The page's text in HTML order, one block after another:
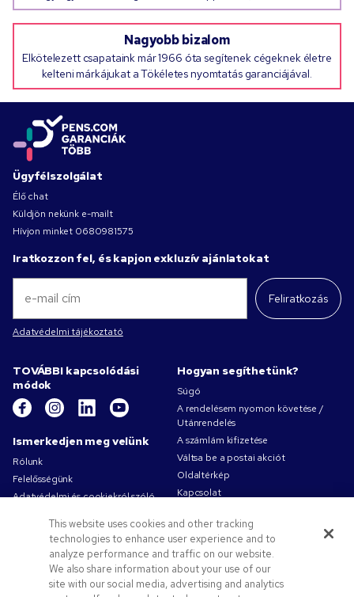
Nagyobb bizalom
Elkötelezett csapataink már 1966 óta segítenek cégeknek életre
kelteni márkájukat a Tökéletes nyomtatás garanciájával.
Ügyfélszolgálat
Élő chat
Küldjön nekünk e-mailt
Hívjon minket 0680981575
Iratkozzon fel, és kapjon exkluzív ajánlatokat
Feliratkozás
Adatvédelmi tájékoztató
TOVÁBBI kapcsolódási
módok
Ismerkedjen meg velünk
Rólunk
Felelősségünk
Adatvédelmi és cookiekról szóló
Használati feltételek
Értékesítési feltételeket
Pens.com-karrierek
Ajánlatok és erőforrások
Hogyan segíthetünk?
Súgó
A rendelésem nyomon követése /
Utánrendelés
A számlám kifizetése
Váltsa be a postai akciót
Oldaltérkép
Kapcsolat
This website uses cookies and other tracking
technologies to enhance user experience and to
analyze performance and traffic on our website.
We also share information about your use of our
site with our social media, advertising and analytics